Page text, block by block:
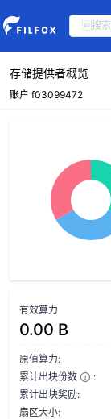
存储提供者概览
账户 f03099472
有效算力
0.00 B
原值算力:
累计出块份数
:
累计出块奖励:
扇区大小: